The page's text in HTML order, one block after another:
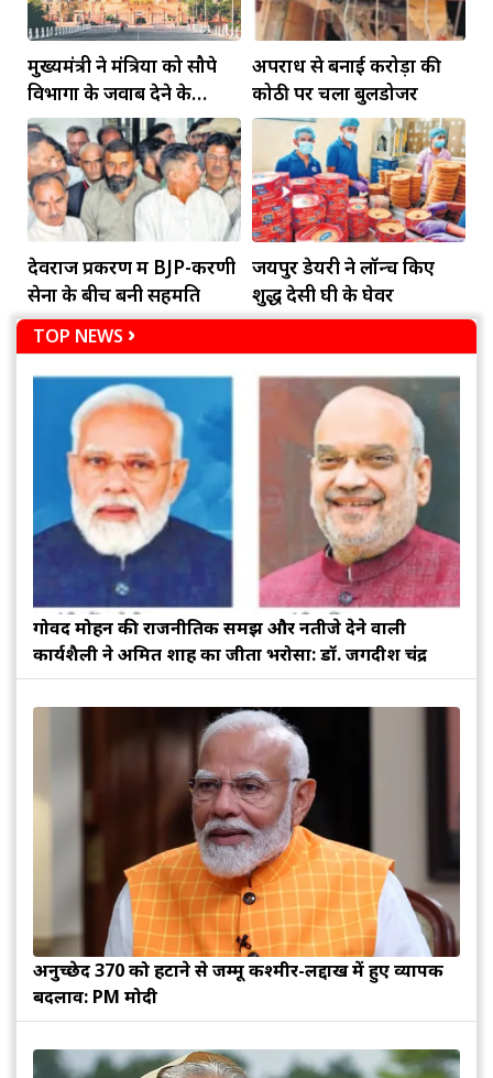
मुख्यमंत्री ने मंत्रियों को सौपे
विभागों के जवाब देने के
दायित्व
अपराध से बनाई करोड़ों की
कोठी पर चला बुलडोजर
देवराज प्रकरण में BJP-करणी
सेना के बीच बनी सहमति
जयपुर डेयरी ने लॉन्च किए
शुद्ध देसी घी के घेवर
TOP NEWS
गोविंद मोहन की राजनीतिक समझ और नतीजे देने वाली
कार्यशैली ने अमित शाह का जीता भरोसा: डॉ. जगदीश चंद्र
अनुच्छेद 370 को हटाने से जम्मू कश्मीर-लद्दाख में हुए व्यापक
बदलाव: PM मोदी